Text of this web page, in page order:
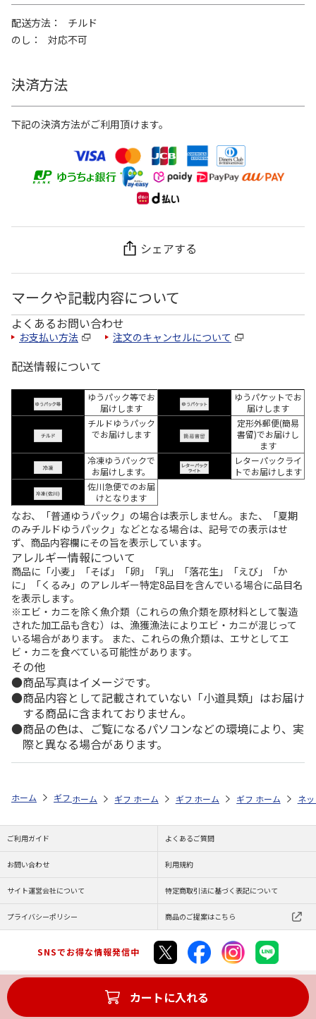
配送方法
チルド
のし
対応不可
決済方法
下記の決済方法がご利用頂けます。
シェアする
マークや記載内容について
よくあるお問い合わせ
お支払い方法 注文のキャンセルについて
配送情報について
ゆうパック等でお
届けします
ゆうパケットでお
届けします
チルドゆうパック
でお届けします
定形外郵便(簡易
書留)でお届けし
ます
冷凍ゆうパックで
お届けします。
レターパックライ
トでお届けします
佐川急便でのお届
けとなります
なお、「普通ゆうパック」の場合は表示しません。また、「夏期
のみチルドゆうパック」などとなる場合は、記号での表示はせ
ず、商品内容欄にその旨を表示しています。
アレルギー情報について
商品に「小麦」「そば」「卵」「乳」「落花生」「えび」「か
に」「くるみ」のアレルギー特定8品目を含んでいる場合に品目名
を表示します。
※エビ・カニを除く魚介類（これらの魚介類を原材料として製造
された加工品も含む）は、漁獲漁法によりエビ・カニが混じって
いる場合があります。 また、これらの魚介類は、エサとしてエ
ビ・カニを食べている可能性があります。
その他
商品写真はイメージです。
商品内容として記載されていない「小道具類」はお届け
する商品に含まれておりません。
商品の色は、ご覧になるパソコンなどの環境により、実
際と異なる場合があります。
カートに入れる
ホーム ギフトストア お中元・夏ギフト特集 2026 おつまみ・お惣菜
ホーム ギフトストア お中元・夏ギフト特集 2026
ホーム ギフトストア お中元・夏ギフト
ホーム ギフトストア お
ホーム ネ
ご利用ガイド よくあるご質問
お問い合わせ 利用規約
サイト運営会社について 特定商取引法に基づく表記について
プライバシーポリシー 商品のご提案はこちら
SNSでお得な情報発信中